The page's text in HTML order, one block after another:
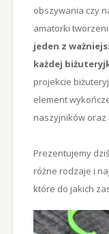
obszywania czy
amatorki
jeden z
każdej
projekcie
element
naszyjników oraz
Prezentujemy
różne rodzaje i
które do jakich